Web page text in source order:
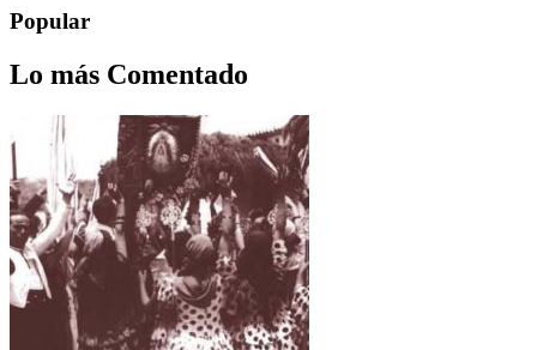
Popular
Lo más Comentado